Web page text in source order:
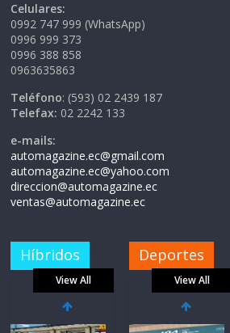
Celulares:
0992 747 999 (WhatsApp)
0996 999 373
0996 388 858
0963635863
Teléfono: (593) 02 2439 187
Telefax: 02 2242 133
e-mails:
automagazine.ec@gmail.com
automagazine.ec@yahoo.com
direccion@automagazine.ec
ventas@automagazine.ec
Híbridos
View All
Deportes
View All